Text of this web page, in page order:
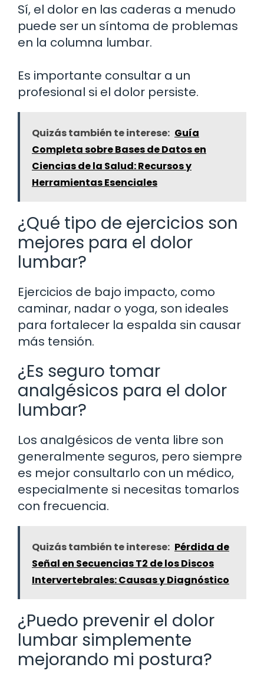
Sí, el dolor en las caderas a menudo
puede ser un síntoma de problemas
en la columna lumbar.
Es importante consultar a un
profesional si el dolor persiste.
Quizás también te interese: Guía
Completa sobre Bases de Datos en
Ciencias de la Salud: Recursos y
Herramientas Esenciales
¿Qué tipo de ejercicios son
mejores para el dolor
lumbar?
Ejercicios de bajo impacto, como
caminar, nadar o yoga, son ideales
para fortalecer la espalda sin causar
más tensión.
¿Es seguro tomar
analgésicos para el dolor
lumbar?
Los analgésicos de venta libre son
generalmente seguros, pero siempre
es mejor consultarlo con un médico,
especialmente si necesitas tomarlos
con frecuencia.
Quizás también te interese: Pérdida de
Señal en Secuencias T2 de los Discos
Intervertebrales: Causas y Diagnóstico
¿Puedo prevenir el dolor
lumbar simplemente
mejorando mi postura?